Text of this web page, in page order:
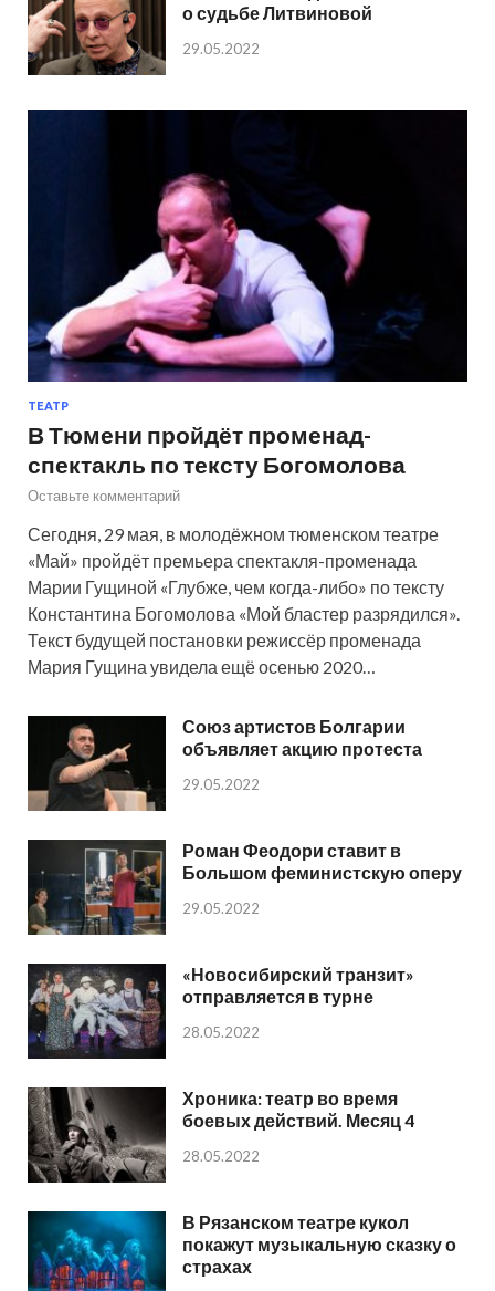
о судьбе Литвиновой
29.05.2022
ТЕАТР
В Тюмени пройдёт променад-
спектакль по тексту Богомолова
Оставьте комментарий
Сегодня, 29 мая, в молодёжном тюменском театре
«Май» пройдёт премьера спектакля-променада
Марии Гущиной «Глубже, чем когда-либо» по тексту
Константина Богомолова «Мой бластер разрядился».
Текст будущей постановки режиссёр променада
Мария Гущина увидела ещё осенью 2020…
Союз артистов Болгарии
объявляет акцию протеста
29.05.2022
Роман Феодори ставит в
Большом феминистскую оперу
29.05.2022
«Новосибирский транзит»
отправляется в турне
28.05.2022
Хроника: театр во время
боевых действий. Месяц 4
28.05.2022
В Рязанском театре кукол
покажут музыкальную сказку о
страхах